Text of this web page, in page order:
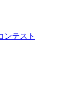
ンテスト